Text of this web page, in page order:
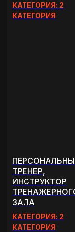
КАТЕГОРИЯ: 2
КАТЕГОРИЯ
ТРЕНЕР,
ИНСТРУКТОР
ЗАЛА
КАТЕГОРИЯ: 2
КАТЕГОРИЯ